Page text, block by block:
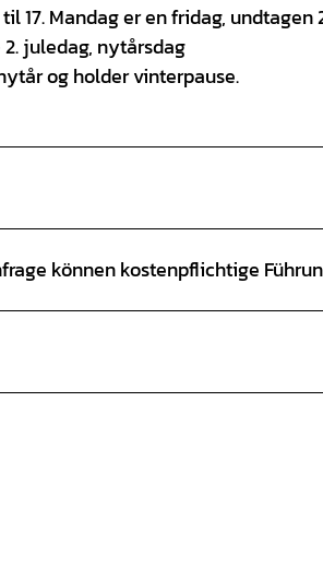
17. Mandag er en fridag,
2. juledag, nytårsdag
og holder vinterpause.
können kostenpflichtige